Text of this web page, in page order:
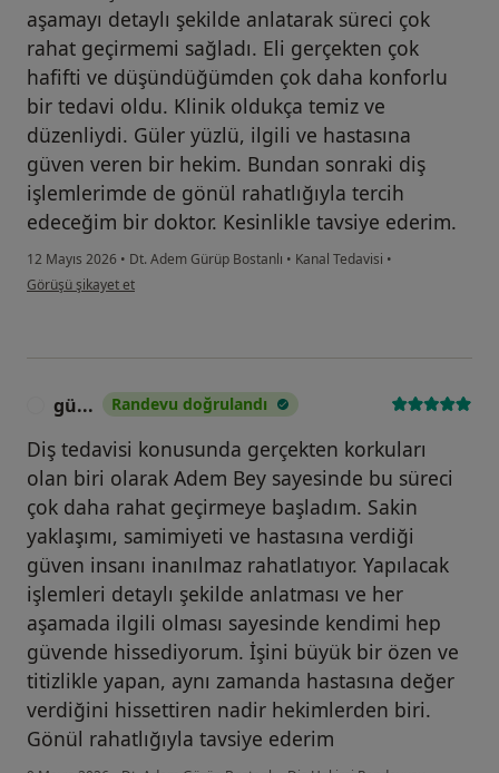
aşamayı detaylı şekilde anlatarak süreci çok
rahat geçirmemi sağladı. Eli gerçekten çok
hafifti ve düşündüğümden çok daha konforlu
bir tedavi oldu. Klinik oldukça temiz ve
düzenliydi. Güler yüzlü, ilgili ve hastasına
güven veren bir hekim. Bundan sonraki diş
işlemlerimde de gönül rahatlığıyla tercih
edeceğim bir doktor. Kesinlikle tavsiye ederim.
12 Mayıs 2026 • Dt. Adem Gürüp Bostanlı • Kanal Tedavisi •
kullanıcının görüşüne göre me...r
Görüşü şikayet et
gü... Randevu doğrulandı
Diş tedavisi konusunda gerçekten korkuları
olan biri olarak Adem Bey sayesinde bu süreci
çok daha rahat geçirmeye başladım. Sakin
yaklaşımı, samimiyeti ve hastasına verdiği
güven insanı inanılmaz rahatlatıyor. Yapılacak
işlemleri detaylı şekilde anlatması ve her
aşamada ilgili olması sayesinde kendimi hep
güvende hissediyorum. İşini büyük bir özen ve
titizlikle yapan, aynı zamanda hastasına değer
verdiğini hissettiren nadir hekimlerden biri.
Gönül rahatlığıyla tavsiye ederim